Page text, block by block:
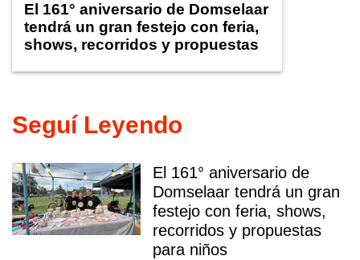
El 161° aniversario de Domselaar
tendrá un gran festejo con feria,
shows, recorridos y propuestas
Seguí Leyendo
El 161° aniversario de
Domselaar tendrá un gran
festejo con feria, shows,
recorridos y propuestas
para niños